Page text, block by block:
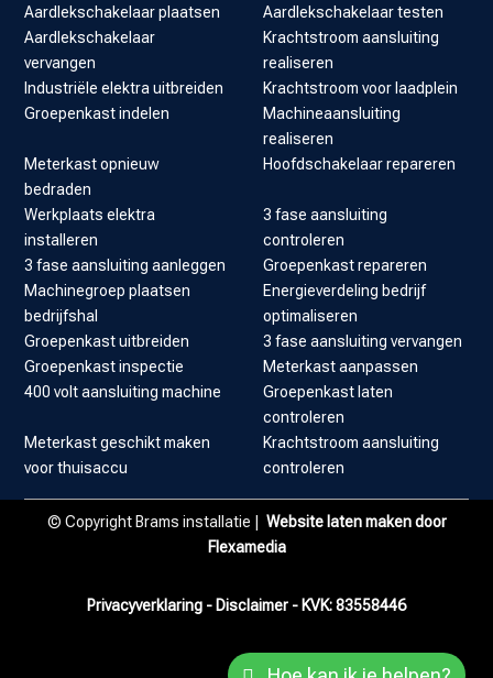
Aardlekschakelaar plaatsen
Aardlekschakelaar testen
Aardlekschakelaar
vervangen
Krachtstroom aansluiting
realiseren
Industriële elektra uitbreiden
Krachtstroom voor laadplein
Groepenkast indelen
Machineaansluiting
realiseren
Meterkast opnieuw
bedraden
Hoofdschakelaar repareren
Werkplaats elektra
installeren
3 fase aansluiting
controleren
3 fase aansluiting aanleggen
Groepenkast repareren
Machinegroep plaatsen
bedrijfshal
Energieverdeling bedrijf
optimaliseren
Groepenkast uitbreiden
3 fase aansluiting vervangen
Groepenkast inspectie
Meterkast aanpassen
400 volt aansluiting machine
Groepenkast laten
controleren
Meterkast geschikt maken
voor thuisaccu
Krachtstroom aansluiting
controleren
© Copyright Brams installatie | Website laten maken door
Flexamedia
Privacyverklaring - Disclaimer - KVK:83558446